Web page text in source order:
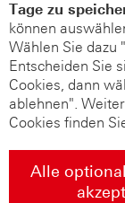
Tage zu
können
Wählen Sie dazu
Entscheiden Sie
Cookies, dann
ablehnen".
Cookies finden
Alle